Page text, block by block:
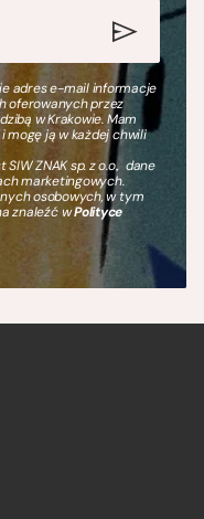
adres e-mail informacje
oferowanych przez
w Krakowie. Mam
mogę ją w każdej chwili
ZNAK sp. z o.o., dane
marketingowych.
osobowych, w tym
znaleźć wPolityce